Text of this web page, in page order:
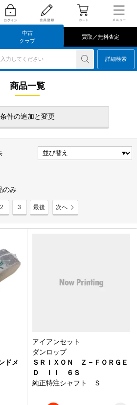
中古
クラブ
買取／無料査定
力してください 詳細検索
商品一覧
条件の追加と変更
のみ
2 3 最後 次へ
ドメ
アイアンセット
ダンロップ
ＳＲＩＸＯＮ Ｚ－ＦＯＲＧＥ
Ｄ ＩＩ ６Ｓ
純正特注シャフト Ｓ